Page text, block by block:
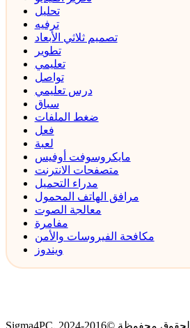
تحليل
ترفيه
تصميم ثلاثي الأبعاد
تطوير
تعليمي
تواصل
درس تعليمي
سباق
ضغط الملفات
فعل
لعبة
مايكروسوفت أوفيس
متصفحات الانترنت
مدراء التحميل
مرافق الهاتف المحمول
معالجة الصوت
مفامرة
مكافحة الفيروسات والأمن
ويندوز
Sigma4PC. الحقوق محفوظة ©2016-2024